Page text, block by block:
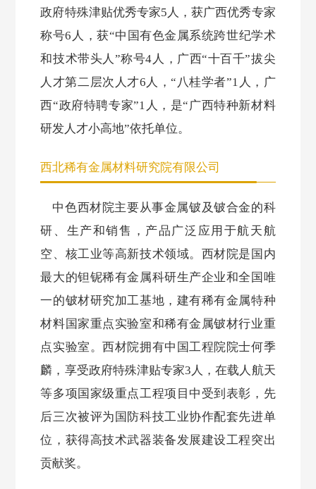
政府特殊津贴优秀专家5人，获广西优秀专家
称号6人，获“中国有色金属系统跨世纪学术
和技术带头人”称号4人，广西“十百千”拔尖
人才第二层次人才6人，“八桂学者”1人，广
西“政府特聘专家”1人，是“广西特种新材料
研发人才小高地”依托单位。
西北稀有金属材料研究院有限公司
中色西材院主要从事金属铍及铍合金的科
研、生产和销售，产品广泛应用于航天航
空、核工业等高新技术领域。西材院是国内
最大的钽铌稀有金属科研生产企业和全国唯
一的铍材研究加工基地，建有稀有金属特种
材料国家重点实验室和稀有金属铍材行业重
点实验室。西材院拥有中国工程院院士何季
麟，享受政府特殊津贴专家3人，在载人航天
等多项国家级重点工程项目中受到表彰，先
后三次被评为国防科技工业协作配套先进单
位，获得高技术武器装备发展建设工程突出
贡献奖。